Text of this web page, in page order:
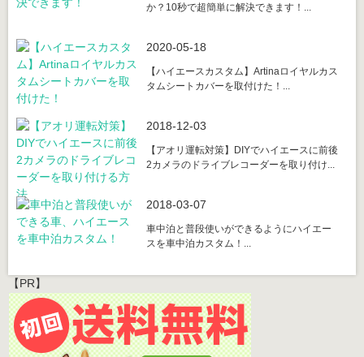
か？10秒で超簡単に解決できます！...
2020-05-18
【ハイエースカスタム】Artinaロイヤルカス
タムシートカバーを取付けた！...
2018-12-03
【アオリ運転対策】DIYでハイエースに前後
2カメラのドライブレコーダーを取り付け...
2018-03-07
車中泊と普段使いができるようにハイエー
スを車中泊カスタム！...
【PR】